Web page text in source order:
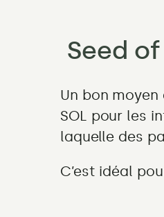
toujours
Seed
Un bon
SOL pour les
laquelle des
C’est idéal